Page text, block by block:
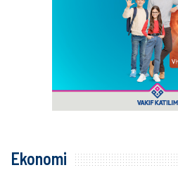
Ekonomi